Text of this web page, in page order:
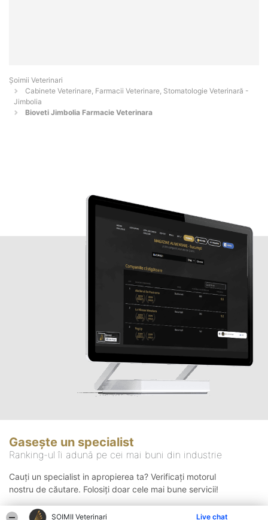
ȘOIMII Veterinari Live chat
Șoimii Veterinari
Cabinete Veterinare, Farmacii Veterinare, Stomatologie Veterinară -
Jimbolia
Bioveti Jimbolia Farmacie Veterinara
Gasește un specialist
Ranking-ul îi adună pe cei mai buni din industrie
Cauți un specialist in apropierea ta? Verificați motorul
nostru de căutare. Folosiți doar cele mai bune servicii!